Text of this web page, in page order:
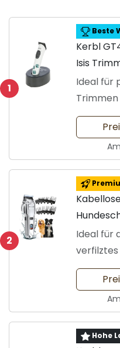
1
Beste
Kerbl
Isis
Ideal für
2
für
Ideal für
verfilztes
Hohe